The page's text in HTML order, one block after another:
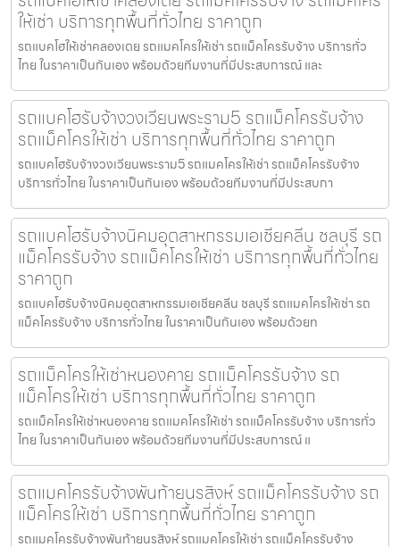
ให้เช่า บริการทุกพื้นที่ทั่วไทย ราคาถูก
รถแบคโฮให้เช่าคลองเตย รถแมคโครให้เช่า รถแม็คโครรับจ้าง บริการทั่ว
ไทย ในราคาเป็นกันเอง พร้อมด้วยทีมงานที่มีประสบการณ์ และ
รถแบคโฮรับจ้างวงเวียนพระราม5 รถแม็คโครรับจ้าง
รถแม็คโครให้เช่า บริการทุกพื้นที่ทั่วไทย ราคาถูก
รถแบคโฮรับจ้างวงเวียนพระราม5 รถแมคโครให้เช่า รถแม็คโครรับจ้าง
บริการทั่วไทย ในราคาเป็นกันเอง พร้อมด้วยทีมงานที่มีประสบกา
รถแบคโฮรับจ้างนิคมอุตสาหกรรมเอเชียคลีน ชลบุรี รถ
แม็คโครรับจ้าง รถแม็คโครให้เช่า บริการทุกพื้นที่ทั่วไทย
ราคาถูก
รถแบคโฮรับจ้างนิคมอุตสาหกรรมเอเชียคลีน ชลบุรี รถแมคโครให้เช่า รถ
แม็คโครรับจ้าง บริการทั่วไทย ในราคาเป็นกันเอง พร้อมด้วยท
รถแม็คโครให้เช่าหนองคาย รถแม็คโครรับจ้าง รถ
แม็คโครให้เช่า บริการทุกพื้นที่ทั่วไทย ราคาถูก
รถแม็คโครให้เช่าหนองคาย รถแมคโครให้เช่า รถแม็คโครรับจ้าง บริการทั่ว
ไทย ในราคาเป็นกันเอง พร้อมด้วยทีมงานที่มีประสบการณ์ แ
รถแมคโครรับจ้างพันท้ายนรสิงห์ รถแม็คโครรับจ้าง รถ
แม็คโครให้เช่า บริการทุกพื้นที่ทั่วไทย ราคาถูก
รถแมคโครรับจ้างพันท้ายนรสิงห์ รถแมคโครให้เช่า รถแม็คโครรับจ้าง